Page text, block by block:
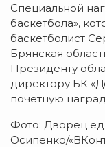
Специальной
баскетбола»,
баскетболист
Брянская
Президенту
директору БК
почетную
Фото: Дворец
Осипенко/